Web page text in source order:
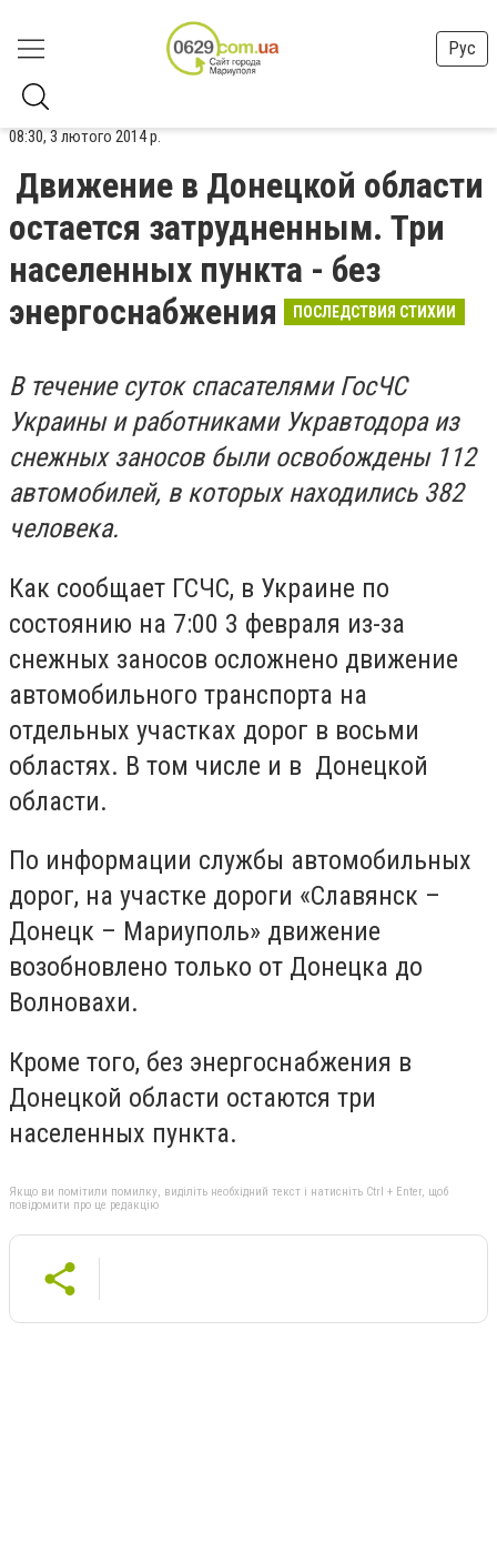
Рус
08:30, 3 лютого 2014 р.
Движение в Донецкой области
остается затрудненным. Три
населенных пункта - без
энергоснабжения
ПОСЛЕДСТВИЯ СТИХИИ
В течение суток спасателями ГосЧС
Украины и работниками Укравтодора из
снежных заносов были освобождены 112
автомобилей, в которых находились 382
человека.
Как сообщает ГСЧС, в Украине по
состоянию на 7:00 3 февраля из-за
снежных заносов осложнено движение
автомобильного транспорта на
отдельных участках дорог в восьми
областях. В том числе и в Донецкой
области.
По информации службы автомобильных
дорог, на участке дороги «Славянск –
Донецк – Мариуполь» движение
возобновлено только от Донецка до
Волновахи.
Кроме того, без энергоснабжения в
Донецкой области остаются три
населенных пункта.
Якщо ви помітили помилку, виділіть необхідний текст і натисніть Ctrl + Enter, щоб
повідомити про це редакцію